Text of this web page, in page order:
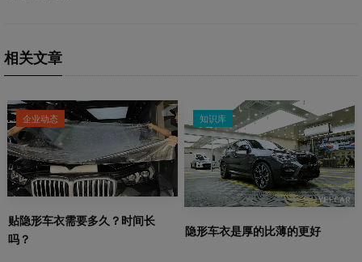
相关文章
企业动态
贴隐形车衣需要多久？时间长
吗？
知识库
隐形车衣是厚的比薄的更好